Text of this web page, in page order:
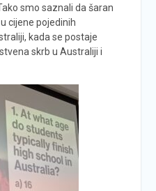
smo saznali da šaran
cijene pojedinih
kada se postaje
skrb u Australiji i